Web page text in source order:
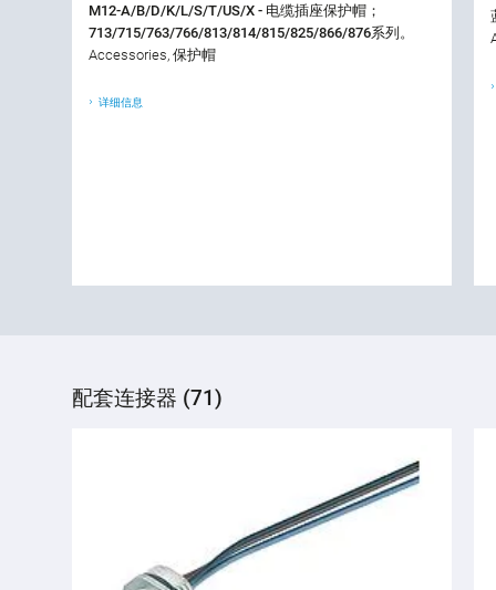
M12-A/B/D/K/L/S/T/US/X - 电缆插座保护帽；
713/715/763/766/813/814/815/825/866/876系列。
Accessories, 保护帽
详细信息
配套连接器 (71)